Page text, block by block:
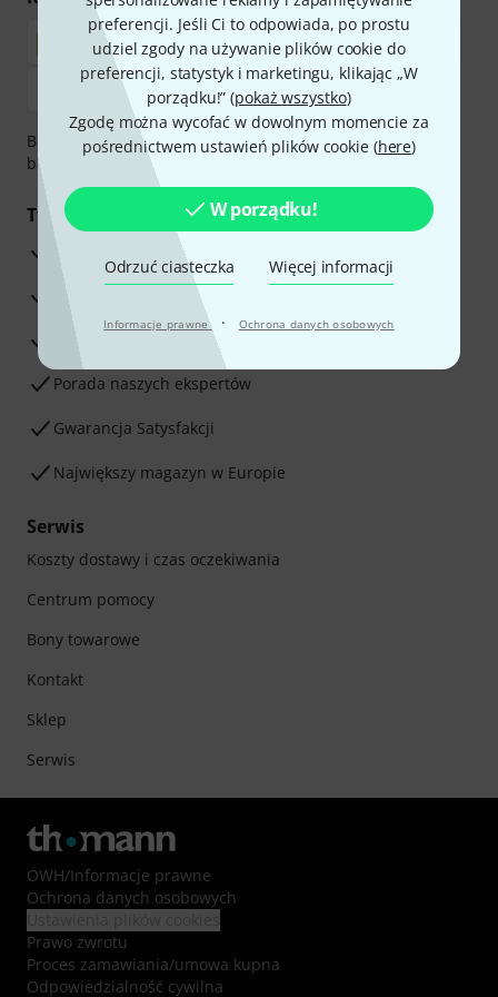
preferencji. Jeśli Ci to odpowiada, po prostu
udziel zgody na używanie plików cookie do
preferencji, statystyk i marketingu, klikając „W
porządku!” (pokaż wszystko)
Zgodę można wycofać w dowolnym momencie za
pośrednictwem ustawień plików cookie (here)
W porządku!
Odrzuć ciasteczka Więcej informacji
Informacje prawne · Ochrona danych osobowych
Bezpieczna płatność przez Za pobraniem, Przelew
bankowy, PayPal, Blik lub Karta kredytowa.
Twoje korzyści
3-letnia Gwarancja Thomann
30-dniowa gwarancja zwrotu pieniędzy
Porada naszych ekspertów
Gwarancja Satysfakcji
Największy magazyn w Europie
Serwis
Koszty dostawy i czas oczekiwania
Centrum pomocy
Bony towarowe
Kontakt
Sklep
Serwis
OWH/Informacje prawne
Ochrona danych osobowych
Prawo zwrotu
Proces zamawiania/umowa kupna
Odpowiedzialność cywilna